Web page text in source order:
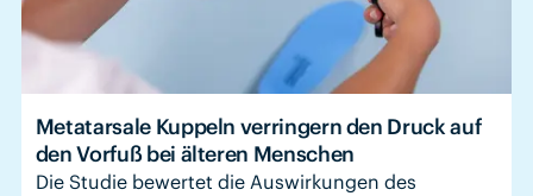
Metatarsale Kuppeln verringern den Druck auf
den Vorfuß bei älteren Menschen
Die Studie bewertet die Auswirkungen des